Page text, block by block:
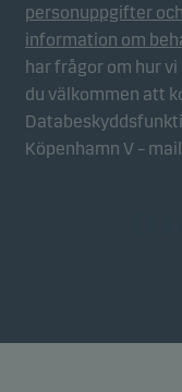
personuppgifter
information om
har frågor om hur
du välkommen att
Köpenhamn V –